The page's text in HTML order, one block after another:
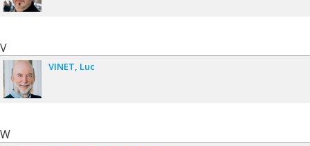
V
VINET Luc
W